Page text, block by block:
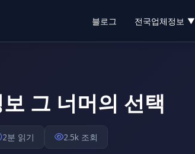
블로그 전국업체정보 ▼
그 너머의 선택
2분 읽기 2.5k 조회